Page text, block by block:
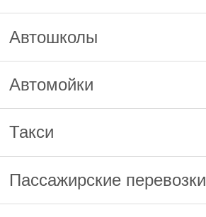
Автошколы
Автомойки
Такси
Пассажирские перевозки